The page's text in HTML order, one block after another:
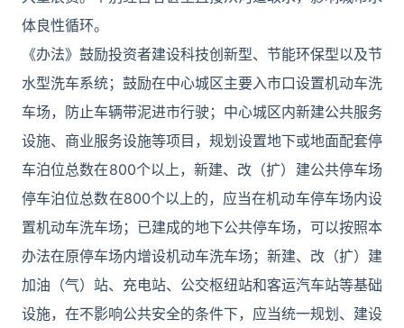
体良性循环。
《办法》鼓励投资者建设科技创新型、节能环保型以及节
水型洗车系统；鼓励在中心城区主要入市口设置机动车洗
车场，防止车辆带泥进市行驶；中心城区内新建公共服务
设施、商业服务设施等项目，规划设置地下或地面配套停
车泊位总数在800个以上，新建、改（扩）建公共停车场
停车泊位总数在800个以上的，应当在机动车停车场内设
置机动车洗车场；已建成的地下公共停车场，可以按照本
办法在原停车场内增设机动车洗车场；新建、改（扩）建
加油（气）站、充电站、公交枢纽站和客运汽车站等基础
设施，在不影响公共安全的条件下，应当统一规划、建设